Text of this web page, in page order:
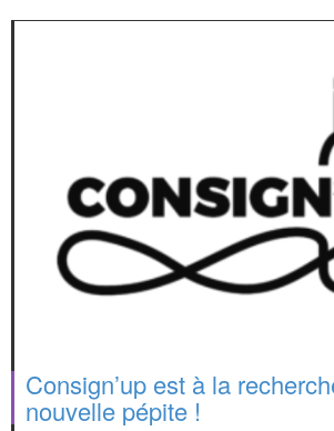
Consign’up est à la
nouvelle pépite !